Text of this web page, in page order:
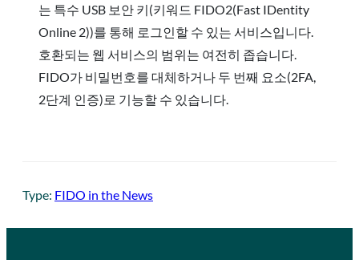
는 특수 USB 보안 키(키워드 FIDO2(Fast IDentity
Online 2))를 통해 로그인할 수 있는 서비스입니다.
호환되는 웹 서비스의 범위는 여전히 좁습니다.
FIDO가 비밀번호를 대체하거나 두 번째 요소(2FA,
2단계 인증)로 기능할 수 있습니다.
Type: FIDO in the News